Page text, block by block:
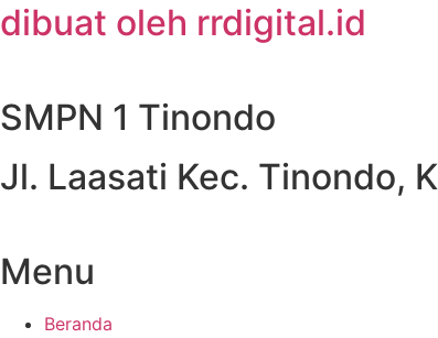
dibuat oleh rrdigital.id
SMPN 1 Tinondo
Jl. Laasati Kec. Tinondo,
Menu
Beranda